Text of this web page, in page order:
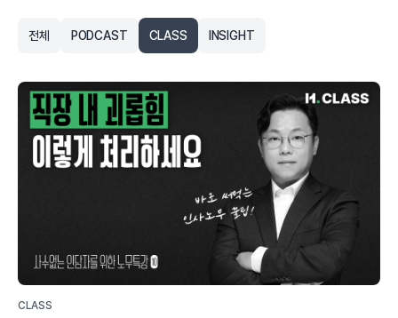
전체 PODCAST CLASS INSIGHT
CLASS